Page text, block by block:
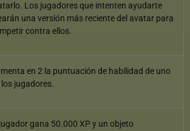
Los jugadores que intenten ayudarte
una versión más reciente del avatar para
contra ellos.
en 2 la puntuación de habilidad de uno
los jugadores.
gana 50.000 XP y un objeto